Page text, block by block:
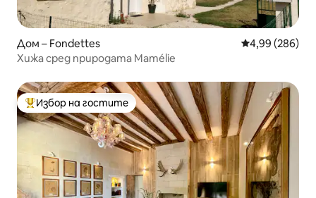
Дом – Fondettes Средна
4,99 (286)
Хижа сред природата Mamélie
Най-популярен избор на гостите
Избор на гостите